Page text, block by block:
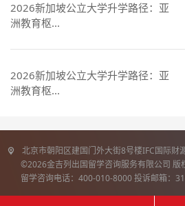
2026新加坡公立大学升学路径：亚
洲教育枢...
2026新加坡公立大学升学路径：亚
洲教育枢...
北京市朝阳区建国门外大街8号楼IFC国际财
©2026金吉列出国留学咨询服务有限公司 版
留学咨询电话：400-010-8000 投诉邮箱：